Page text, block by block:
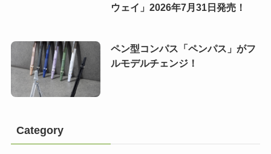
ウェイ」2026年7月31日発売！
ペン型コンパス「ペンパス」がフ
ルモデルチェンジ！
Category